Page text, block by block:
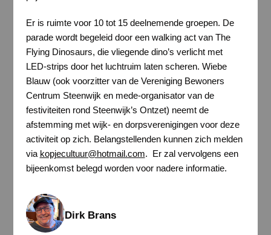
Er is ruimte voor 10 tot 15 deelnemende groepen. De
parade wordt begeleid door een walking act van The
Flying Dinosaurs, die vliegende dino’s verlicht met
LED-strips door het luchtruim laten scheren. Wiebe
Blauw (ook voorzitter van de Vereniging Bewoners
Centrum Steenwijk en mede-organisator van de
festiviteiten rond Steenwijk’s Ontzet) neemt de
afstemming met wijk- en dorpsverenigingen voor deze
activiteit op zich. Belangstellenden kunnen zich melden
via kopjecultuur@hotmail.com. Er zal vervolgens een
bijeenkomst belegd worden voor nadere informatie.
Dirk Brans